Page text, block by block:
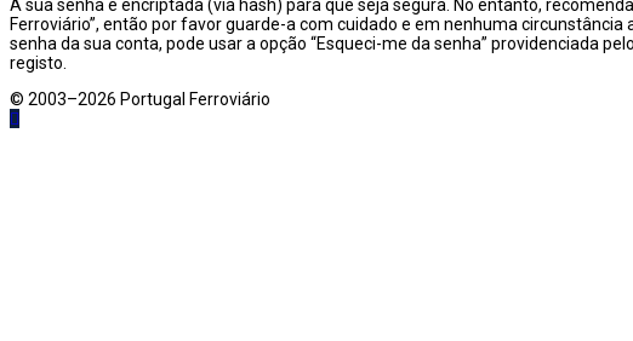
A sua senha é encriptada (via hash) para que seja segura. No entanto,
Ferroviário”, então por favor guarde-a com cuidado e em nenhuma
senha da sua conta, pode usar a opção “Esqueci-me da senha” providenciada
registo.
© 2003–2026 Portugal Ferroviário